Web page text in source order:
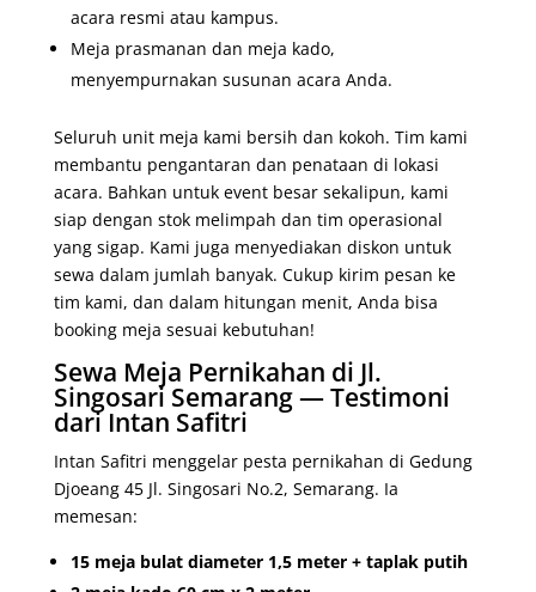
acara resmi atau kampus.
Meja prasmanan dan meja kado,
menyempurnakan susunan acara Anda.
Seluruh unit meja kami bersih dan kokoh. Tim kami
membantu pengantaran dan penataan di lokasi
acara. Bahkan untuk event besar sekalipun, kami
siap dengan stok melimpah dan tim operasional
yang sigap. Kami juga menyediakan diskon untuk
sewa dalam jumlah banyak. Cukup kirim pesan ke
tim kami, dan dalam hitungan menit, Anda bisa
booking meja sesuai kebutuhan!
Sewa Meja Pernikahan di Jl.
Singosari Semarang — Testimoni
dari Intan Safitri
Intan Safitri menggelar pesta pernikahan di Gedung
Djoeang 45 Jl. Singosari No.2, Semarang. Ia
memesan:
15 meja bulat diameter 1,5 meter + taplak putih